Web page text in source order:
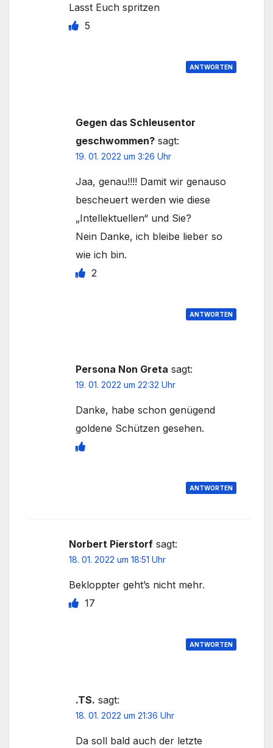
Lasst Euch spritzen
5
ANTWORTEN
Gegen das Schleusentor
geschwommen? sagt:
19. 01. 2022 um 3:26 Uhr
Jaa, genau!!!! Damit wir genauso
bescheuert werden wie diese
„Intellektuellen“ und Sie?
Nein Danke, ich bleibe lieber so
wie ich bin.
2
ANTWORTEN
Persona Non Greta sagt:
19. 01. 2022 um 22:32 Uhr
Danke, habe schon genügend
goldene Schützen gesehen.
ANTWORTEN
Norbert Pierstorf sagt:
18. 01. 2022 um 18:51 Uhr
Bekloppter geht’s nicht mehr.
17
ANTWORTEN
.TS. sagt:
18. 01. 2022 um 21:36 Uhr
Da soll bald auch der letzte